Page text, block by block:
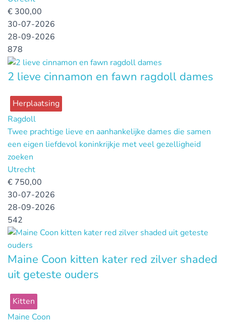
€ 300,00
30-07-2026
28-09-2026
878
2 lieve cinnamon en fawn ragdoll dames
Herplaatsing
Ragdoll
Twee prachtige lieve en aanhankelijke dames die samen
een eigen liefdevol koninkrijkje met veel gezelligheid
zoeken
Utrecht
€ 750,00
30-07-2026
28-09-2026
542
Maine Coon kitten kater red zilver shaded
uit geteste ouders
Kitten
Maine Coon